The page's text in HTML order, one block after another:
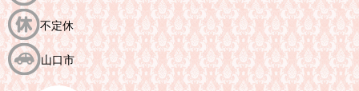
不定休
山口市